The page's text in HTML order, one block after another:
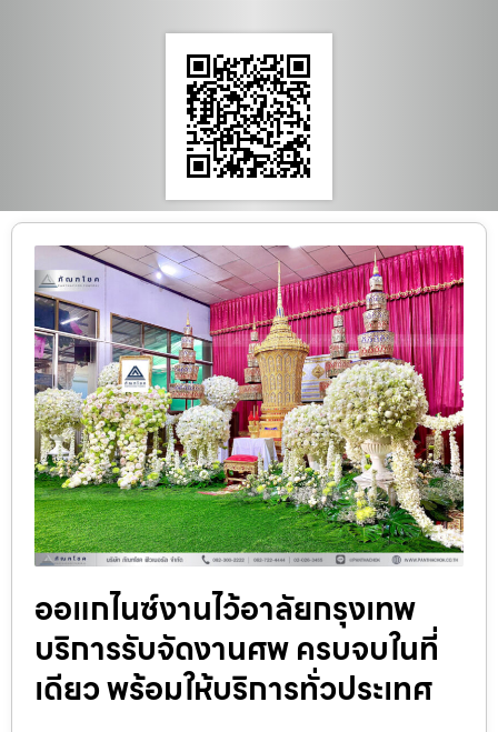
ออแกไนซ์งานไว้อาลัยกรุงเทพ
บริการรับจัดงานศพ ครบจบในที่
เดียว พร้อมให้บริการทั่วประเทศ